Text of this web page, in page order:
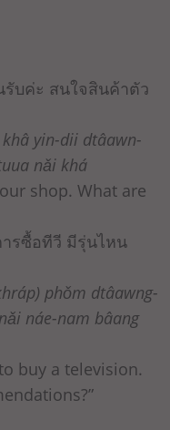
บค่ะ สนใจสินค้าตัว
yin-dii dtâawn-
nǎi khá
shop. What are
รซื้อทีวี มีรุ่นไหน
phǒm dtâawng-
náe-nam bâang
buy a television.